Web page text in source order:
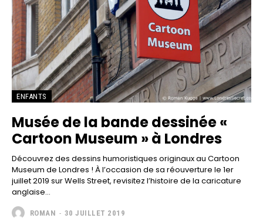
ENFANTS
Musée de la bande dessinée «
Cartoon Museum » à Londres
Découvrez des dessins humoristiques originaux au Cartoon
Museum de Londres ! À l’occasion de sa réouverture le 1er
juillet 2019 sur Wells Street, revisitez l’histoire de la caricature
anglaise...
ROMAN - 30 JUILLET 2019